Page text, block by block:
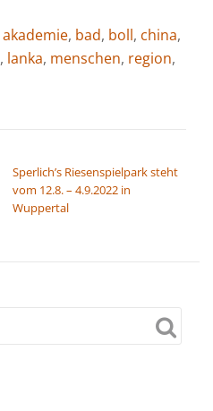
akademie, bad, boll, china,
, lanka, menschen, region,
Sperlich’s Riesenspielpark steht
vom 12.8. – 4.9.2022 in
Wuppertal